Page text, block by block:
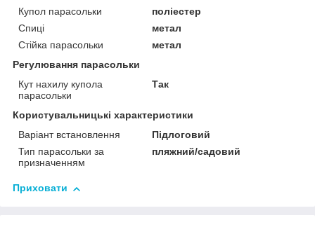
Купол парасольки
поліестер
Спиці
метал
Стійка парасольки
метал
Регулювання парасольки
Кут нахилу купола
парасольки
Так
Користувальницькі характеристики
Варіант встановлення
Підлоговий
Тип парасольки за
призначенням
пляжний/садовий
Приховати